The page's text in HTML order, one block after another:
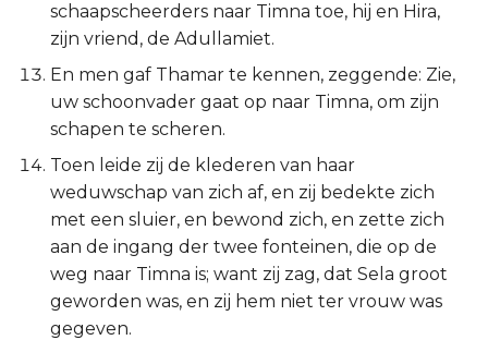
2 Johannes
3 Johannes
Judas
Openbaring
schaapscheerders naar Timna toe, hij en Hira,
zijn vriend, de Adullamiet.
En men gaf Thamar te kennen, zeggende: Zie,
uw schoonvader gaat op naar Timna, om zijn
schapen te scheren.
Toen leide zij de klederen van haar
weduwschap van zich af, en zij bedekte zich
met een sluier, en bewond zich, en zette zich
aan de ingang der twee fonteinen, die op de
weg naar Timna is; want zij zag, dat Sela groot
geworden was, en zij hem niet ter vrouw was
gegeven.